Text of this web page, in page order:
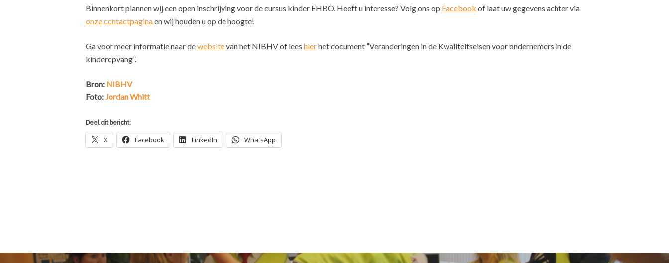
Binnenkort plannen wij een open inschrijving voor de cursus kinder EHBO. Heeft u interesse? Volg ons op Facebook of laat uw gegevens achter via
onze contactpaginaen wij houden u op de hoogte!
Ga voor meer informatie naar dewebsitevan het NIBHV of lees hierhet document “Veranderingen in de Kwaliteitseisen voor ondernemers in de
kinderopvang”.
Bron: NIBHV
Foto:Jordan Whitt
Deel dit bericht:
X Facebook LinkedIn WhatsApp